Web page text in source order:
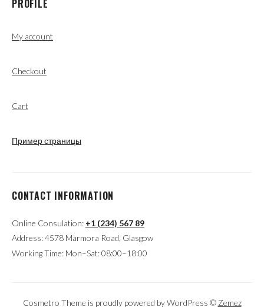
PROFILE
My account
Checkout
Cart
Пример страницы
CONTACT INFORMATION
Online Consulation: +1 (234) 567 89
Address: 4578 Marmora Road, Glasgow
Working Time: Mon–Sat: 08:00–18:00
Cosmetro Theme is proudly powered by WordPress © Zemez